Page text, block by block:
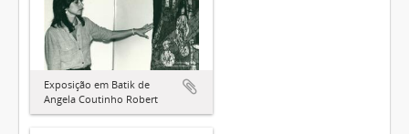
Exposição em Batik de
Angela Coutinho Robert